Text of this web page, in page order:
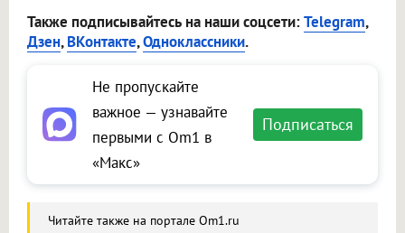
Также подписывайтесь на наши соцсети:Telegram,
Дзен,ВКонтакте,Одноклассники.
Не пропускайте
важное — узнавайте
первыми с Om1 в
«Макс»
Подписаться
Читайте также на портале Om1.ru